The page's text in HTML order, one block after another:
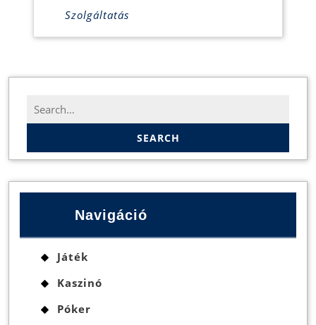
Szolgáltatás
Search
for:
Navigáció
Játék
Kaszinó
Póker